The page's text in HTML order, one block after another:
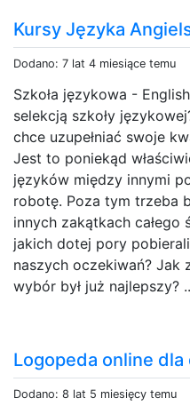
Kursy Języka
Dodano: 7 lat 4 miesiące temu
Szkoła językowa -
selekcją szkoły
chce uzupełniać swoje
Jest to poniekąd
języków między innymi
robotę. Poza tym trzeba
innych zakątkach całego
jakich dotej pory
naszych oczekiwań? Jak
wybór był już najlepszy?
Logopeda online
Dodano: 8 lat 5 miesięcy temu